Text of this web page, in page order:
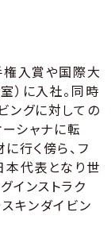
入賞や国際大
）に入社。同時
ングに対しての
シャナに転
行く傍ら、フ
本代表となり世
インストラク
キンダイビン